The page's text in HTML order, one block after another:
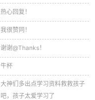
热心回复！
我很赞同！
谢谢@Thanks！
牛杯
大神们多出点学习资料救救孩子
吧，孩子太爱学习了